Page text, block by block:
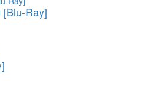
[Blu-Ray]